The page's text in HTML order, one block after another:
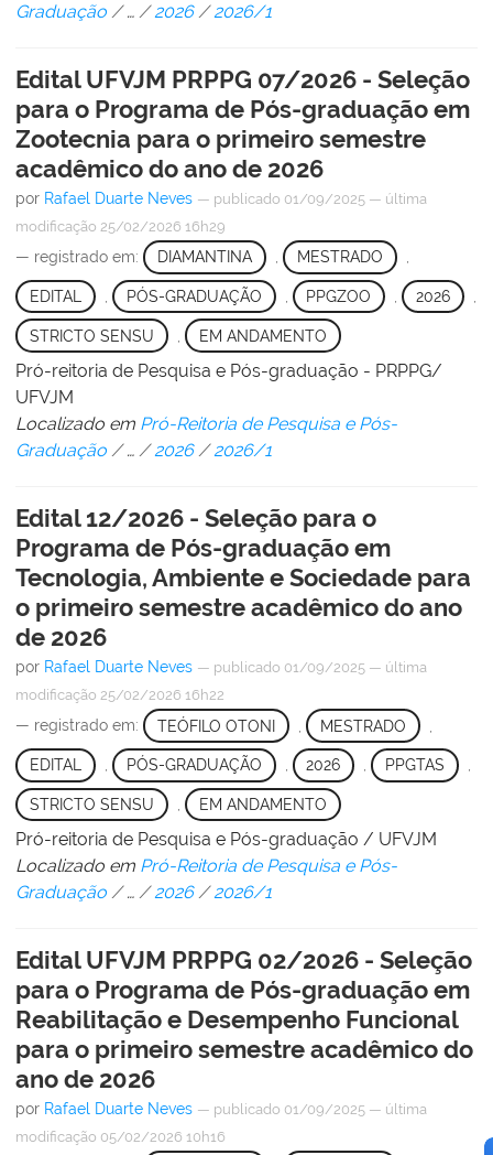
Graduação /… /2026 /2026/1
Edital UFVJM PRPPG 07/2026 - Seleção
para o Programa de Pós-graduação em
Zootecnia para o primeiro semestre
acadêmico do ano de 2026
por Rafael Duarte Neves — publicado 01/09/2025 — última
modificação 25/02/2026 16h29
— registrado em: DIAMANTINA , MESTRADO ,
EDITAL PÓS-GRADUAÇÃO PPGZOO , 2026
STRICTO SENSU EM ANDAMENTO
Pró-reitoria de Pesquisa e Pós-graduação - PRPPG/
UFVJM
Localizado em Pró-Reitoria de Pesquisa e Pós-
Graduação /… /2026 /2026/1
Edital 12/2026 - Seleção para o
Programa de Pós-graduação em
Tecnologia, Ambiente e Sociedade para
o primeiro semestre acadêmico do ano
de 2026
por Rafael Duarte Neves — publicado 01/09/2025 — última
modificação 25/02/2026 16h22
— registrado em: TEÓFILO OTONI MESTRADO
EDITAL , PÓS-GRADUAÇÃO , 2026 , PPGTAS ,
STRICTO SENSU EM ANDAMENTO
Pró-reitoria de Pesquisa e Pós-graduação / UFVJM
Localizado em Pró-Reitoria de Pesquisa e Pós-
Graduação /… /2026 /2026/1
Edital UFVJM PRPPG 02/2026 - Seleção
para o Programa de Pós-graduação em
Reabilitação e Desempenho Funcional
para o primeiro semestre acadêmico do
ano de 2026
por Rafael Duarte Neves — publicado 01/09/2025 — última
modificação 05/02/2026 10h16